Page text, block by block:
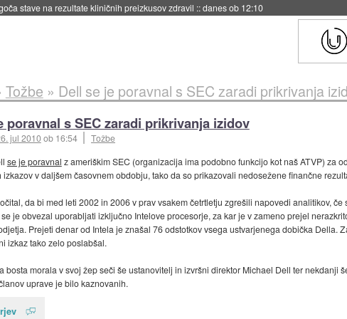
stave na rezultate kliničnih preizkusov zdravil ::danes ob 12:10
Tožbe » Dell se je poravnal s SEC zaradi prikrivanja
poravnal s SEC zaradi prikrivanja izidov
jul 2010ob 16:54
Tožbe
se je poravnal z ameriškim SEC (organizacija ima podobno funkcijo kot naš ATVP) za
v daljšem časovnem obdobju, tako da so prikazovali nedosežene finančne
da bi med leti 2002 in 2006 v prav vsakem četrtletju zgrešili napovedi analitikov,
je obvezal uporabljati izključno Intelove procesorje, za kar je v zameno prejel
Prejeti denar od Intela je znašal 76 odstotkov vsega ustvarjenega dobička Della.
izkaz tako zelo poslabšal.
bosta morala v svoj žep seči še ustanovitelj in izvršni direktor Michael Dell ter nekdanji
uprave je bilo kaznovanih.